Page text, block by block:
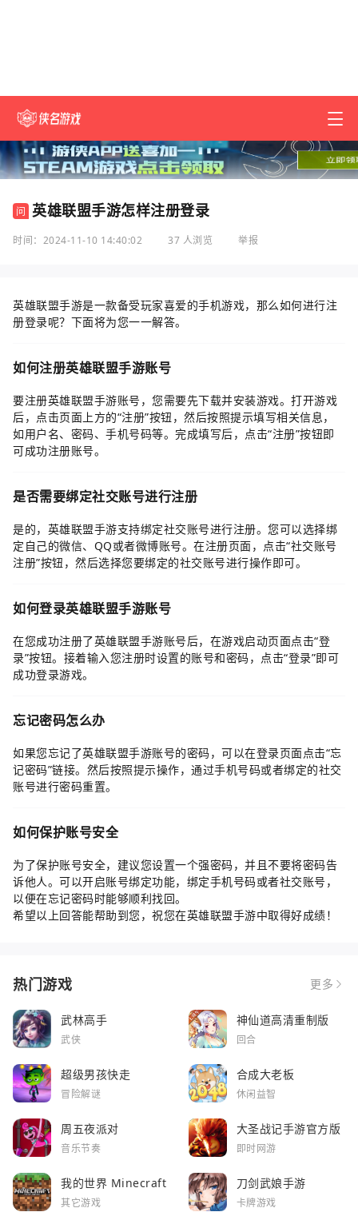
问 英雄联盟手游怎样注册登录
时间：2024-11-10 14:40:02 37 人浏览 举报
英雄联盟手游是一款备受玩家喜爱的手机游戏，那么如何进行注
册登录呢？下面将为您一一解答。
如何注册英雄联盟手游账号
要注册英雄联盟手游账号，您需要先下载并安装游戏。打开游戏
后，点击页面上方的“注册”按钮，然后按照提示填写相关信息，
如用户名、密码、手机号码等。完成填写后，点击“注册”按钮即
可成功注册账号。
是否需要绑定社交账号进行注册
是的，英雄联盟手游支持绑定社交账号进行注册。您可以选择绑
定自己的微信、QQ或者微博账号。在注册页面，点击“社交账号
注册”按钮，然后选择您要绑定的社交账号进行操作即可。
如何登录英雄联盟手游账号
在您成功注册了英雄联盟手游账号后，在游戏启动页面点击“登
录”按钮。接着输入您注册时设置的账号和密码，点击“登录”即可
成功登录游戏。
忘记密码怎么办
如果您忘记了英雄联盟手游账号的密码，可以在登录页面点击“忘
记密码”链接。然后按照提示操作，通过手机号码或者绑定的社交
账号进行密码重置。
如何保护账号安全
为了保护账号安全，建议您设置一个强密码，并且不要将密码告
诉他人。可以开启账号绑定功能，绑定手机号码或者社交账号，
以便在忘记密码时能够顺利找回。
希望以上回答能帮助到您，祝您在英雄联盟手游中取得好成绩！
热门游戏 更多
武林高手
武侠
神仙道高清重制版
回合
超级男孩快走
冒险解谜
合成大老板
休闲益智
周五夜派对
音乐节奏
大圣战记手游官方版
即时网游
我的世界 Minecraft
其它游戏
刀剑武娘手游
卡牌游戏